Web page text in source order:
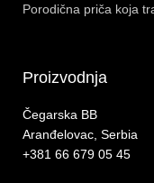
Porodična priča koja
Proizvodnja
Čegarska BB
Aranđelovac, Serbia
+381 66 679 05 45